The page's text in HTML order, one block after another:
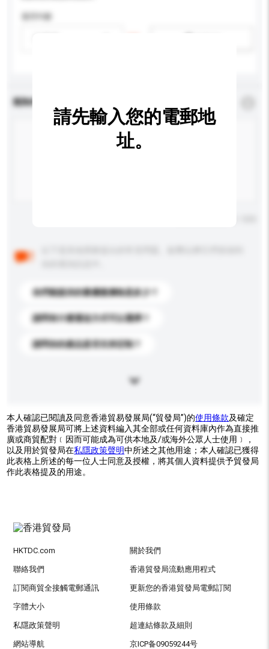
適用年齡
查詢內容
你們能提供的最優惠價格是多少？
請問有什麼運送方式可以選擇？
請問你的產品是否支持定制？
請先輸入您的電郵地
址。
本人確認已閱讀及同意香港貿易發展局(“貿發局”)的使用條款及確定
香港貿易發展局可將上述資料編入其全部或任何資料庫內作為直接推
廣或商貿配對﹝因而可能成為可供本地及/或海外公眾人士使用﹞，
以及用於貿發局在私隱政策聲明中所述之其他用途；本人確認已獲得
此表格上所述的每一位人士同意及授權，將其個人資料提供予貿發局
作此表格提及的用途。
HKTDC.com 關於我們
聯絡我們 香港貿發局流動應用程式
訂閱商貿全接觸電郵通訊 更新您的香港貿發局電郵訂閱
字體大小 使用條款
私隱政策聲明 超連結條款及細則
網站導航 京ICP备09059244号